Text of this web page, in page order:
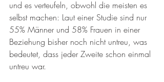
und es verteufeln, obwohl die meisten es
selbst machen: Laut einer Studie sind nur
55% Männer und 58% Frauen in einer
Beziehung bisher noch nicht untreu, was
bedeutet, dass jeder Zweite schon einmal
untreu war.